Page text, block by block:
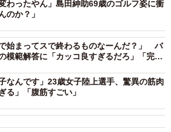
わったやん」島田紳助69歳のゴルフ姿に衝
のか？」
始まってスで終わるものなーんだ？」 バ
模範解答に「カッコ良すぎるだろ」「完璧
なんです」23歳女子陸上選手、驚異の筋肉
る」「腹筋すごい」